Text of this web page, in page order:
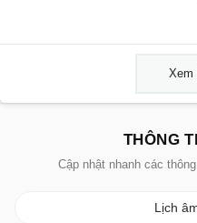
Xem
THÔNG
Cập nhật nhanh các
Lịch